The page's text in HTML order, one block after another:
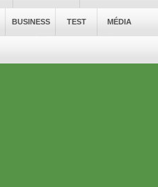
BUSINESS TEST MÉDIA